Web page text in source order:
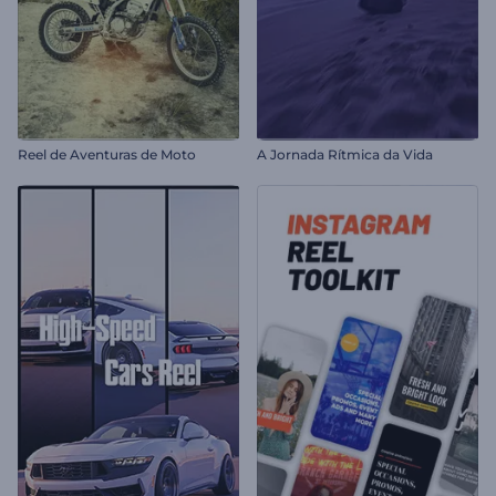
Reel de Aventuras de Moto A Jornada Rítmica da Vida